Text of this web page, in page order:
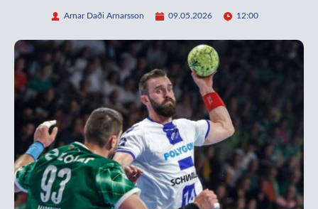
Arnar Daði Arnarsson 09.05.2026 12:00